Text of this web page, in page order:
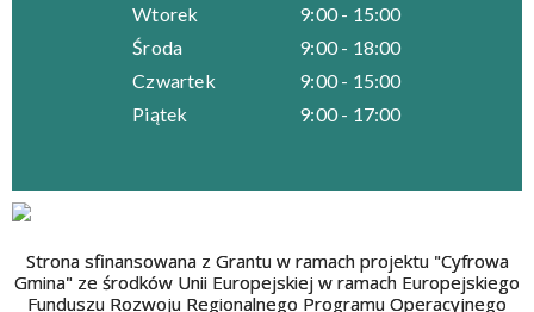
Wtorek
9:00 - 15:00
Środa
9:00 - 18:00
Czwartek
9:00 - 15:00
Piątek
9:00 - 17:00
Strona sfinansowana z Grantu w ramach projektu "Cyfrowa
Gmina" ze środków Unii Europejskiej w ramach Europejskiego
Funduszu Rozwoju Regionalnego Programu Operacyjnego